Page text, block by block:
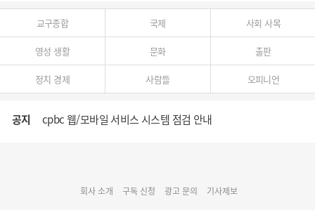
교구종합 국제 사회 사목
영성 생활 문화 출판
정치 경제 사람들 오피니언
공지 cpbc 웹/모바일 서비스 시스템 점검 안내
명동 미디어큐브 & 1898 미디어월 공모전 수상작 발표
회사 소개 구독 신청 광고 문의 기사제보